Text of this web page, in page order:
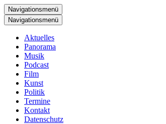
Navigationsmenü
Navigationsmenü
Aktuelles
Panorama
Musik
Podcast
Film
Kunst
Politik
Termine
Kontakt
Datenschutz